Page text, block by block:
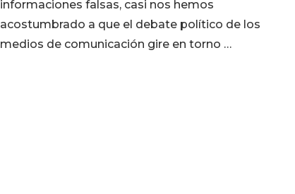
informaciones falsas, casi nos hemos
acostumbrado a que el debate político de los
medios de comunicación gire en torno …